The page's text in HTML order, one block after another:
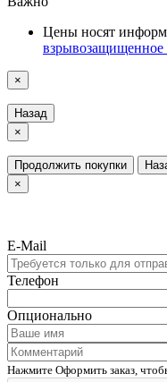
Цены носят
взрывозащищенное
×
Назад
×
Продолжить покупки
×
E-Mail
Телефон
Опционально
Нажмите Оформить заказ,